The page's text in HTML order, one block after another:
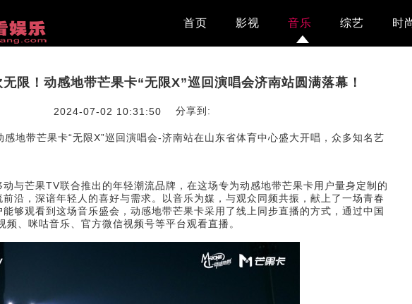
首页 影视 音乐 综艺 时
限！动感地带芒果卡“无限X”巡回演唱会济南站圆满落幕！
2024-07-02 10:31:50 分享到:
地带芒果卡“无限X”巡回演唱会-济南站在山东省体育中心盛大开唱，众多知名艺
与芒果TV联合推出的年轻潮流品牌，在这场专为动感地带芒果卡用户量身定制的
沿，深谙年轻人的喜好与需求。以音乐为媒，与观众同频共振，献上了一场青春
够观看到这场音乐盛会，动感地带芒果卡采用了线上同步直播的方式，通过中国
、咪咕音乐、官方微信视频号等平台观看直播。